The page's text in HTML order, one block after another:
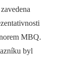
MBQ.
byl